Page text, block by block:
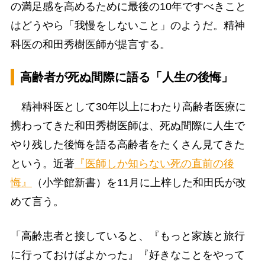
の満足感を高めるために最後の10年ですべきこと
はどうやら「我慢をしないこと」のようだ。精神
科医の和田秀樹医師が提言する。
高齢者が死ぬ間際に語る「人生の後悔」
精神科医として30年以上にわたり高齢者医療に
携わってきた和田秀樹医師は、死ぬ間際に人生で
やり残した後悔を語る高齢者をたくさん見てきた
という。近著『医師しか知らない死の直前の後
悔』
（小学館新書）を11月に上梓した和田氏が改
めて言う。
「高齢患者と接していると、『もっと家族と旅行
に行っておけばよかった』『好きなことをやって